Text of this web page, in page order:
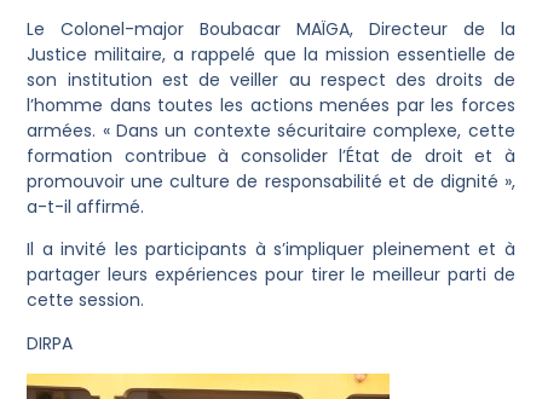
Le Colonel-major Boubacar MAÏGA, Directeur de la
Justice militaire, a rappelé que la mission essentielle de
son institution est de veiller au respect des droits de
l’homme dans toutes les actions menées par les forces
armées. « Dans un contexte sécuritaire complexe, cette
formation contribue à consolider l’État de droit et à
promouvoir une culture de responsabilité et de dignité »,
a-t-il affirmé.
Il a invité les participants à s’impliquer pleinement et à
partager leurs expériences pour tirer le meilleur parti de
cette session.
DIRPA